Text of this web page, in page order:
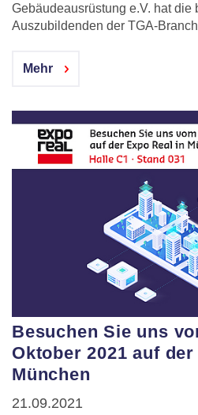
Gebäudeausrüstung e.V. hat die
Auszubildenden der TGA-
Mehr
Besuchen Sie uns
Oktober 2021 auf
München
21.09.2021